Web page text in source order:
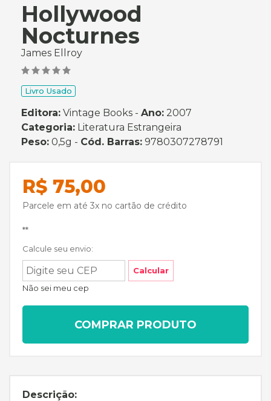
Hollywood
Nocturnes
James Ellroy
Livro Usado
Editora: Vintage Books - Ano: 2007
Categoria: Literatura Estrangeira
Peso: 0,5g - Cód. Barras: 9780307278791
R$ 75,00
Parcele em até 3x no cartão de crédito
**
Calcule seu envio:
Calcular
Não sei meu cep
COMPRAR PRODUTO
Descrição: